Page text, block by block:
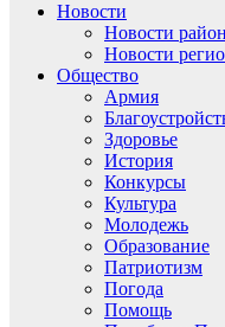
Новости
Новости
Новости
Общество
Армия
Здоровье
История
Конкурсы
Культура
Молодежь
Образование
Патриотизм
Погода
Помощь